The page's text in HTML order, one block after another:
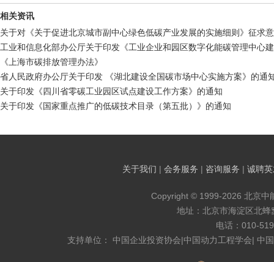
相关资讯
关于对《关于促进北京城市副中心绿色低碳产业发展的实施细则》征求
工业和信息化部办公厅关于印发《工业企业和园区数字化能碳管理中心
《上海市碳排放管理办法》
省人民政府办公厅关于印发 《湖北建设全国碳市场中心实施方案》的通
关于印发《四川省零碳工业园区试点建设工作方案》的通知
关于印发《国家重点推广的低碳技术目录（第五批）》的通知
关于我们 | 会务服务 | 咨询服务 | 诚聘
Copyright © 1999-2026 北京中
地址：北京市海淀区北
电话：010-
支持单位： 中国企业投资协会|中国动力工程学会| 中